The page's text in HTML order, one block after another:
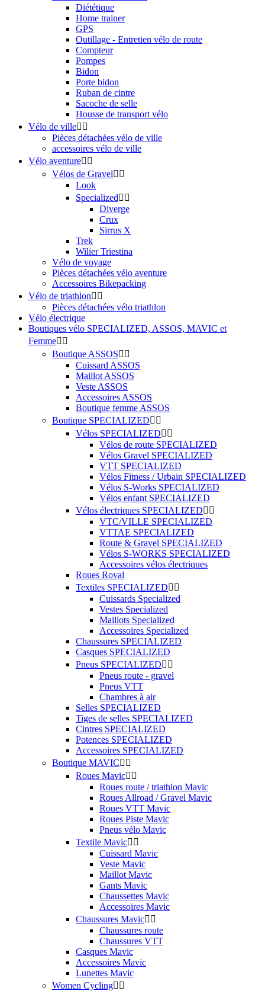
Diététique
Home trainer
GPS
Outillage - Entretien vélo de route
Compteur
Pompes
Bidon
Porte bidon
Ruban de cintre
Sacoche de selle
Housse de transport vélo
Vélo de ville 
Pièces détachées vélo de ville
accessoires vélo de ville
Vélo aventure 
Vélos de Gravel 
Look
Specialized 
Diverge
Crux
Sirrus X
Trek
Wilier Triestina
Vélo de voyage
Pièces détachées vélo aventure
Accessoires Bikepacking
Vélo de triathlon 
Pièces détachées vélo triathlon
Vélo électrique
Boutiques vélo SPECIALIZED, ASSOS, MAVIC et
Femme 
Boutique ASSOS 
Cuissard ASSOS
Maillot ASSOS
Veste ASSOS
Accessoires ASSOS
Boutique femme ASSOS
Boutique SPECIALIZED 
Vélos SPECIALIZED 
Vélos de route SPECIALIZED
Vélos Gravel SPECIALIZED
VTT SPECIALIZED
Vélos Fitness / Urbain SPECIALIZED
Vélos S-Works SPECIALIZED
Vélos enfant SPECIALIZED
Vélos électriques SPECIALIZED 
VTC/VILLE SPECIALIZED
VTTAE SPECIALIZED
Route & Gravel SPECIALIZED
Vélos S-WORKS SPECIALIZED
Accessoires vélos électriques
Roues Roval
Textiles SPECIALIZED 
Cuissards Specialized
Vestes Specialized
Maillots Specialized
Accessoires Specialized
Chaussures SPECIALIZED
Casques SPECIALIZED
Pneus SPECIALIZED 
Pneus route - gravel
Pneus VTT
Chambres à air
Selles SPECIALIZED
Tiges de selles SPECIALIZED
Cintres SPECIALIZED
Potences SPECIALIZED
Accessoires SPECIALIZED
Boutique MAVIC 
Roues Mavic 
Roues route / triathlon Mavic
Roues Allroad / Gravel Mavic
Roues VTT Mavic
Roues Piste Mavic
Pneus vélo Mavic
Textile Mavic 
Cuissard Mavic
Veste Mavic
Maillot Mavic
Gants Mavic
Chaussettes Mavic
Accessoires Mavic
Chaussures Mavic 
Chaussures route
Chaussures VTT
Casques Mavic
Accessoires Mavic
Lunettes Mavic
Women Cycling 